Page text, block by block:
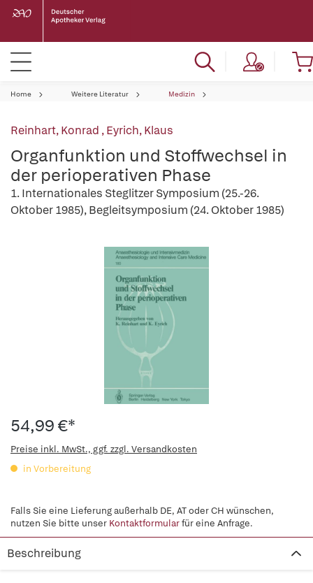
Home Weitere Literatur Medizin
Reinhart, Konrad ,Eyrich, Klaus
Organfunktion und Stoffwechsel in
der perioperativen Phase
1. Internationales Steglitzer Symposium (25.-26.
Oktober 1985), Begleitsymposium (24. Oktober 1985)
54,99 €*
Preise inkl. MwSt., ggf. zzgl. Versandkosten
in Vorbereitung
Falls Sie eine Lieferung außerhalb DE, AT oder CH wünschen,
nutzen Sie bitte unser Kontaktformularfür eine Anfrage.
Beschreibung